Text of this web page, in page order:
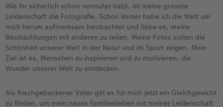
Wie ihr sicherlich schon vermutet habt, ist meine grösste
Leidenschaft die Fotografie. Schon immer habe ich die Welt um
mich herum aufmerksam beobachtet und liebe es, meine
Beobachtungen mit anderen zu teilen. Meine Fotos sollen die
Schönheit unserer Welt in der Natur und im Sport zeigen. Mein
Ziel ist es, Menschen zu inspirieren und zu motivieren, die
Wunder unserer Welt zu entdecken.
Als frischgebackener Vater gilt es für mich jetzt ein Gleichgewicht
zu finden, um mein neues Familienleben mit meiner Leidenschaft